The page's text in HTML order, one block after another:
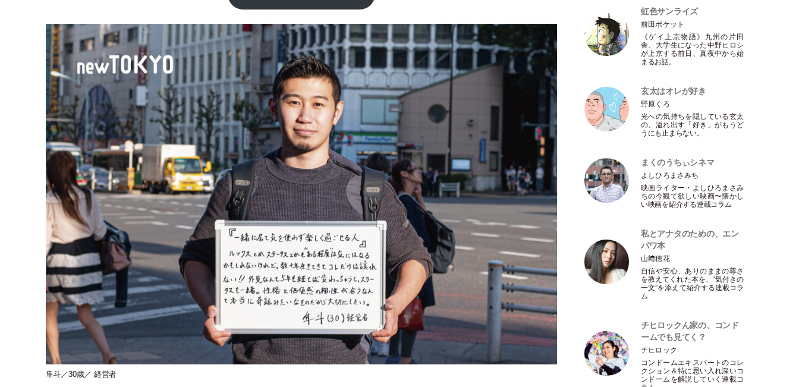
隼斗／30歳／ 経営者
虹色サンライズ
前田ポケット
《ゲイ上京物語》九州の片田
舎、大学生になった中野ヒロシ
が上京する前日、真夜中から始
まるお話。
玄太はオレが好き
野原くろ
光への気持ちを隠している玄太
の、溢れ出す 「好き 」がもうど
うにも止まらない。
まくのうちぃシネマ
よしひろまさみち
映画ライター ・ よしひろまさみ
ちの今観て欲しい映画〜懐かし
い映画を紹介する連載コラム
私とアナタのための、エン
パワ本
山﨑穂花
自信や安心、ありのままの尊さ
を教えてくれた本を、“気付きの
一文”を添えて紹介する連載コラ
ム
チヒロックん家の、コンド
ームでも見てく？
チヒロック
コンドームエキスパートのコレ
クション＆特に思い入れ深いコ
ンドームを解説していく連載コ